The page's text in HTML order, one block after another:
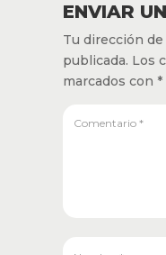
ENVIAR
Tu dirección
publicada. Los
marcados con *